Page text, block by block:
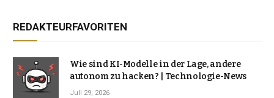
REDAKTEURFAVORITEN
Wie sind KI-Modelle in der Lage, andere
autonom zu hacken? | Technologie-News
Juli 29, 2026